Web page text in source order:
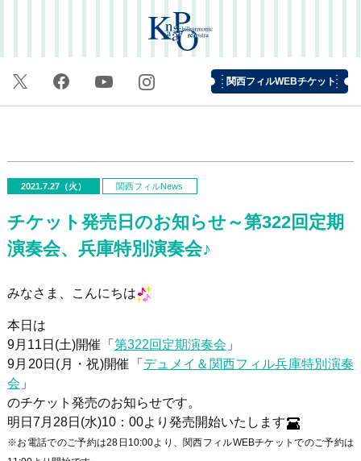
関西フィルWEBチケット
2021.7.27（火） 関西フィルNews
チケット発売日のお知らせ～第322回定期
演奏会、兵庫特別演奏会♪
みなさま、こんにちは
本日は
9月11日(土)開催「 第322回定期演奏会 」
9月20日(月・祝)開催「 デュメイ＆関西フィル兵庫特別演奏
会 」
のチケット発売のお知らせです。
明日7月28日(水)10：00より発売開始いたします
※お電話でのご予約は28日10:00より、関西フィルWEBチケットでのご予約は